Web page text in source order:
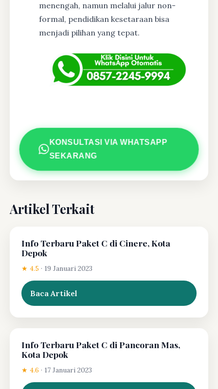
menengah, namun melalui jalur non-
formal, pendidikan kesetaraan bisa
menjadi pilihan yang tepat.
KONSULTASI VIA WHATSAPP
SEKARANG
Artikel Terkait
Info Terbaru Paket C di Cinere, Kota
Depok
★ 4.5 · 19 Januari 2023
Baca Artikel
Info Terbaru Paket C di Pancoran Mas,
Kota Depok
★ 4.6 · 17 Januari 2023